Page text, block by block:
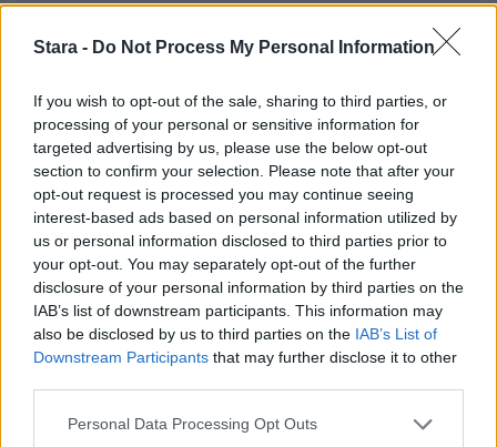
Stara - Do Not Process My Personal Information
If you wish to opt-out of the sale, sharing to third parties, or
processing of your personal or sensitive information for
targeted advertising by us, please use the below opt-out
section to confirm your selection. Please note that after your
opt-out request is processed you may continue seeing
interest-based ads based on personal information utilized by
us or personal information disclosed to third parties prior to
your opt-out. You may separately opt-out of the further
disclosure of your personal information by third parties on the
IAB’s list of downstream participants. This information may
also be disclosed by us to third parties on the IAB’s List of
Downstream Participants that may further disclose it to other
Personal Data Processing Opt Outs
Poplaulaja Rebecca Black nousi keväällä 2011
nettisensaatioksi Friday-kappaleensa myötä.
14-vuotiaan
Info
Tietoa meistä
Yhteistyössä
Kesä!